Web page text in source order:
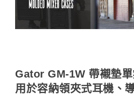
Gator GM-1W 帶襯墊
用於容納領夾式耳機、